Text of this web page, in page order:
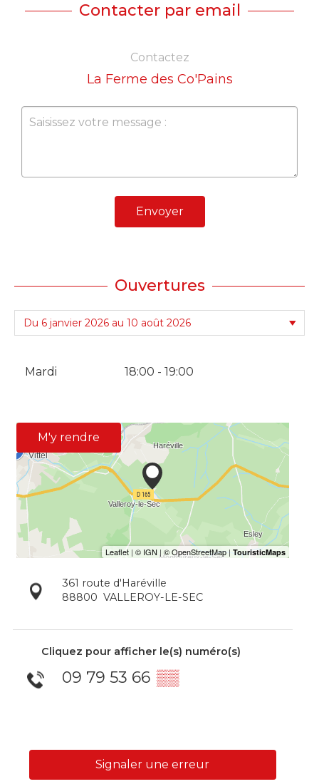
Contacter par email
Contactez
La Ferme des Co'Pains
Envoyer
Ouvertures
Mardi 18:00 - 19:00
M'y rendre
361 route d'Haréville
88800 VALLEROY-LE-SEC
Cliquez pour afficher le(s) numéro(s)
09 79 53 66 ▒▒
Signaler une erreur